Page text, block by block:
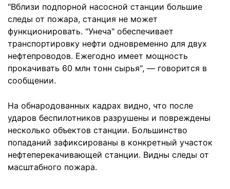
"Вблизи подпорной насосной станции большие
следы от пожара, станция не может
функционировать. "Унеча" обеспечивает
транспортировку нефти одновременно для двух
нефтепроводов. Ежегодно имеет мощность
прокачивать 60 млн тонн сырья", — говорится в
сообщении.
На обнародованных кадрах видно, что после
ударов беспилотников разрушены и повреждены
несколько объектов станции. Большинство
попаданий зафиксированы в конкретный участок
нефтеперекачивающей станции. Видны следы от
масштабного пожара.